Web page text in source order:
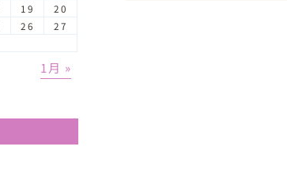
19
20
26
27
1月 »